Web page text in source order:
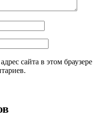
сайта в этом браузере